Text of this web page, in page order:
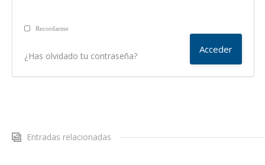
Recordarme
¿Has olvidado tu contraseña?
Entradas relacionadas